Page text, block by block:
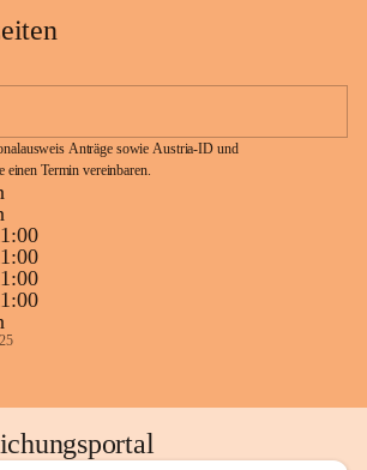
Anträge sowie Austria-ID und
einen Termin vereinbaren.